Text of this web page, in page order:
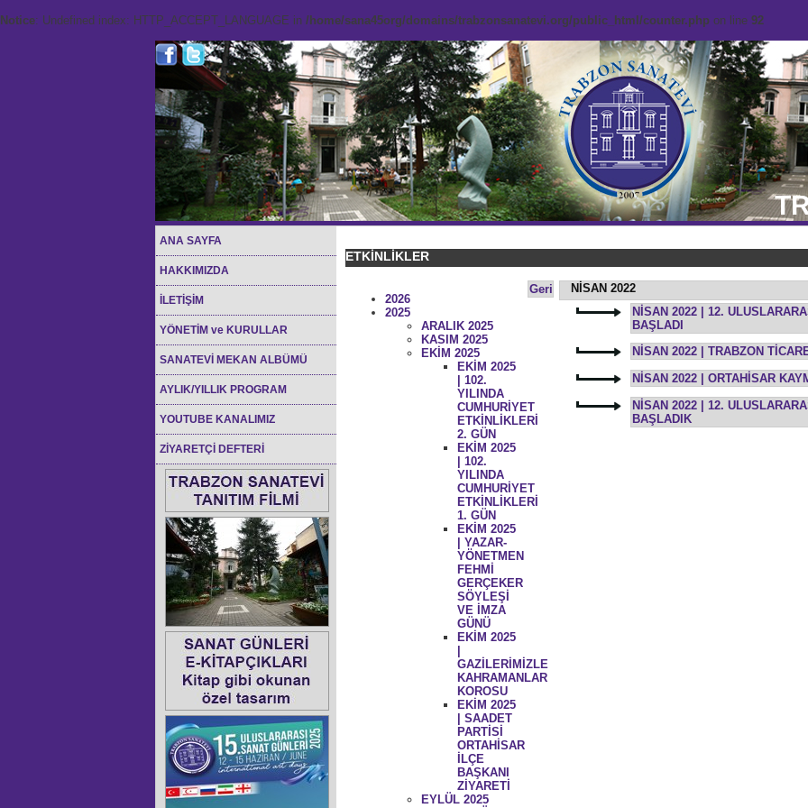
Notice: Undefined index: HTTP_ACCEPT_LANGUAGE in /home/sana45org/domains/trabzonsanatevi.org/public_html/counter.php on line 92
ANA SAYFA
HAKKIMIZDA
İLETİŞİM
YÖNETİM ve KURULLAR
SANATEVİ MEKAN ALBÜMÜ
AYLIK/YILLIK PROGRAM
YOUTUBE KANALIMIZ
ZİYARETÇİ DEFTERİ
ETKİNLİKLER
Geri
NİSAN 2022
NİSAN 2022 | 12.
BAŞLADI
NİSAN 2022 | TRABZON
NİSAN 2022 | ORTAHİSAR
NİSAN 2022 | 12.
BAŞLADIK
2026
2025
ARALIK 2025
KASIM 2025
EKİM 2025
EKİM 2025
| 102.
YILINDA
CUMHURİYET
ETKİNLİKLERİ
2. GÜN
EKİM 2025
| 102.
YILINDA
CUMHURİYET
ETKİNLİKLERİ
1. GÜN
EKİM 2025
| YAZAR-
YÖNETMEN
FEHMİ
GERÇEKER
SÖYLEŞİ
VE İMZA
GÜNÜ
EKİM 2025
GAZİLERİMİZLE
KAHRAMANLAR
KOROSU
EKİM 2025
| SAADET
PARTİSİ
ORTAHİSAR
İLÇE
BAŞKANI
ZİYARETİ
EYLÜL 2025